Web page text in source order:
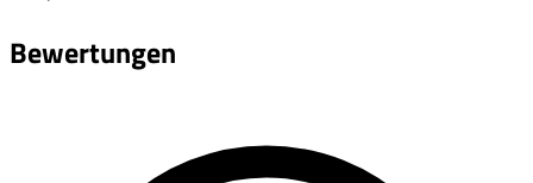
Bewertungen